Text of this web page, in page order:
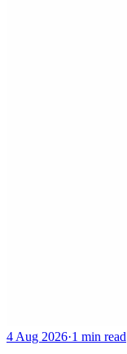
4 Aug 2026·1 min read